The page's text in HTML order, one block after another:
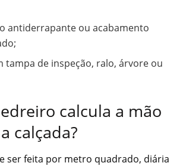
antiderrapante ou acabamento
tampa de inspeção, ralo, árvore ou
calcula a mão
calçada?
ser feita por metro quadrado, diária